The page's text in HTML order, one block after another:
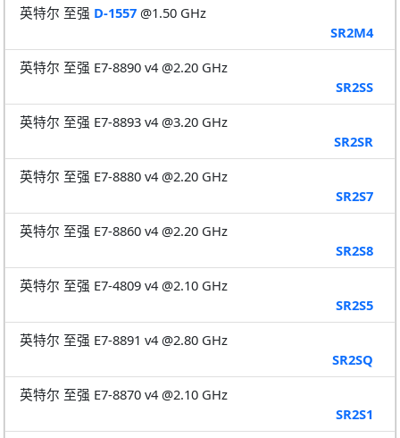
英特尔 至强 D-1557 @1.50 GHz
SR2M4
英特尔 至强 E7-8890 v4 @2.20 GHz
SR2SS
英特尔 至强 E7-8893 v4 @3.20 GHz
SR2SR
英特尔 至强 E7-8880 v4 @2.20 GHz
SR2S7
英特尔 至强 E7-8860 v4 @2.20 GHz
SR2S8
英特尔 至强 E7-4809 v4 @2.10 GHz
SR2S5
英特尔 至强 E7-8891 v4 @2.80 GHz
SR2SQ
英特尔 至强 E7-8870 v4 @2.10 GHz
SR2S1